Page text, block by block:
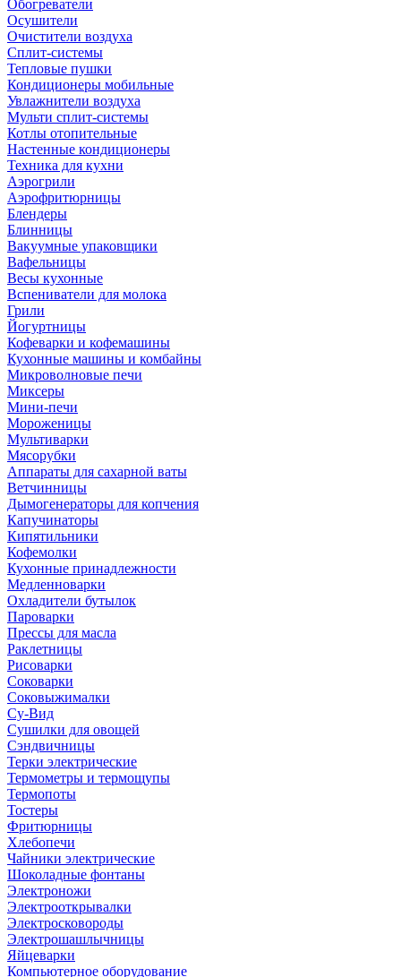
Обогреватели
Осушители
Очистители воздуха
Сплит-системы
Тепловые пушки
Кондиционеры мобильные
Увлажнители воздуха
Мульти сплит-системы
Котлы отопительные
Настенные кондиционеры
Техника для кухни
Аэрогрили
Аэрофритюрницы
Блендеры
Блинницы
Вакуумные упаковщики
Вафельницы
Весы кухонные
Вспениватели для молока
Грили
Йогуртницы
Кофеварки и кофемашины
Кухонные машины и комбайны
Микроволновые печи
Миксеры
Мини-печи
Мороженицы
Мультиварки
Мясорубки
Аппараты для сахарной ваты
Ветчинницы
Дымогенераторы для копчения
Капучинаторы
Кипятильники
Кофемолки
Кухонные принадлежности
Медленноварки
Охладители бутылок
Пароварки
Прессы для масла
Раклетницы
Рисоварки
Соковарки
Соковыжималки
Су-Вид
Сушилки для овощей
Сэндвичницы
Терки электрические
Термометры и термощупы
Термопоты
Тостеры
Фритюрницы
Хлебопечи
Чайники электрические
Шоколадные фонтаны
Электроножи
Электрооткрывалки
Электросковороды
Электрошашлычницы
Яйцеварки
Компьютерное оборудование